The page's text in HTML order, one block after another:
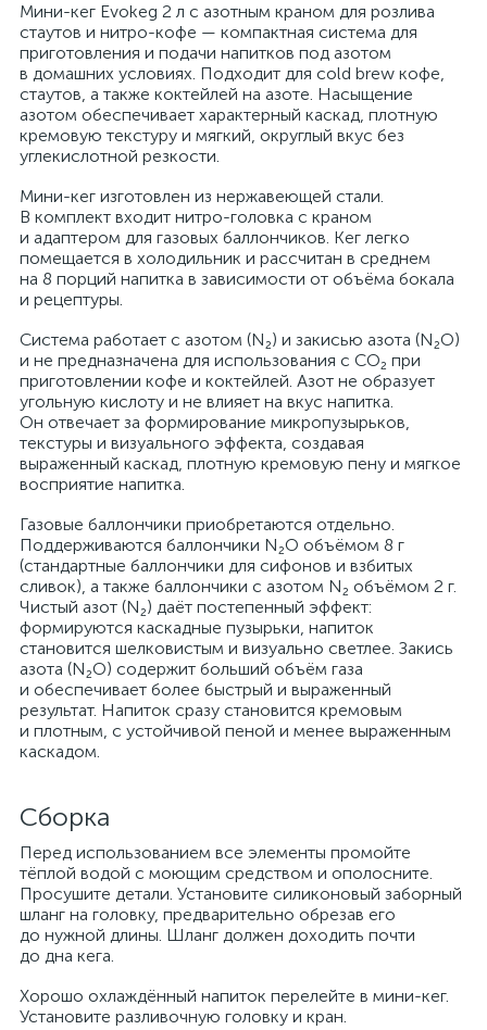
Мини-кег Evokeg 2 л с азотным краном для розлива
стаутов и нитро-кофе — компактная система для
приготовления и подачи напитков под азотом
в домашних условиях. Подходит для cold brew кофе,
стаутов, а также коктейлей на азоте. Насыщение
азотом обеспечивает характерный каскад, плотную
кремовую текстуру и мягкий, округлый вкус без
углекислотной резкости.
Мини-кег изготовлен из нержавеющей стали.
В комплект входит нитро-головка с краном
и адаптером для газовых баллончиков. Кег легко
помещается в холодильник и рассчитан в среднем
на 8 порций напитка в зависимости от объёма бокала
и рецептуры.
Система работает с азотом (N₂) и закисью азота (N₂O)
и не предназначена для использования с CO₂ при
приготовлении кофе и коктейлей. Азот не образует
угольную кислоту и не влияет на вкус напитка.
Он отвечает за формирование микропузырьков,
текстуры и визуального эффекта, создавая
выраженный каскад, плотную кремовую пену и мягкое
восприятие напитка.
Газовые баллончики приобретаются отдельно.
Поддерживаются баллончики N₂O объёмом 8 г
(стандартные баллончики для сифонов и взбитых
сливок), а также баллончики с азотом N₂ объёмом 2 г.
Чистый азот (N₂) даёт постепенный эффект:
формируются каскадные пузырьки, напиток
становится шелковистым и визуально светлее. Закись
азота (N₂O) содержит больший объём газа
и обеспечивает более быстрый и выраженный
результат. Напиток сразу становится кремовым
и плотным, с устойчивой пеной и менее выраженным
каскадом.
Сборка
Перед использованием все элементы промойте
тёплой водой с моющим средством и ополосните.
Просушите детали. Установите силиконовый заборный
шланг на головку, предварительно обрезав его
до нужной длины. Шланг должен доходить почти
до дна кега.
Хорошо охлаждённый напиток перелейте в мини-кег.
Установите разливочную головку и кран.